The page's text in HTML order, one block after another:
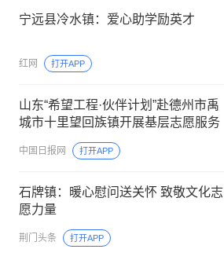
宁远县冷水镇：爱心助学励英才
红网 打开APP
山东“希望工程·伙伴计划”赴德州市禹
城市十里望回族镇开展基层志愿服务
中国日报网 打开APP
石牌镇：暖心慰问送关怀 致敬文化志
愿力量
荆门头条 打开APP